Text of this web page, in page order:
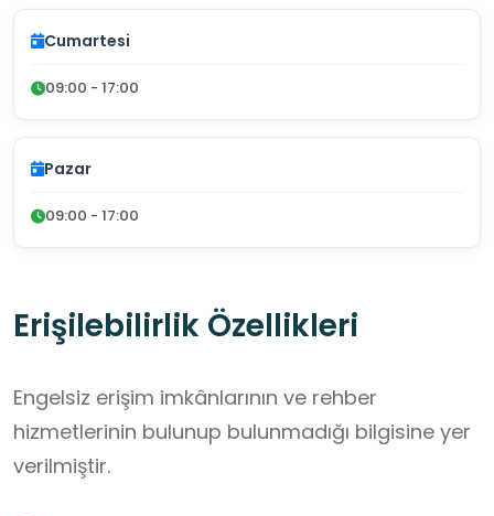
Cumartesi
09:00 - 17:00
Pazar
09:00 - 17:00
Erişilebilirlik Özellikleri
Engelsiz erişim imkânlarının ve rehber
hizmetlerinin bulunup bulunmadığı bilgisine yer
verilmiştir.